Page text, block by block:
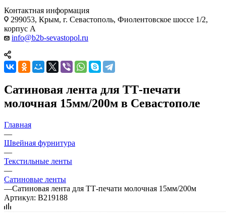
Контактная информация
299053, Крым, г. Севастополь, Фиолентовское шоссе 1/2,
корпус А
info@b2b-sevastopol.ru
Сатиновая лента для ТТ-печати
молочная 15мм/200м в Севастополе
Главная
—
Швейная фурнитура
—
Текстильные ленты
—
Сатиновые ленты
—Сатиновая лента для ТТ-печати молочная 15мм/200м
Артикул: B219188